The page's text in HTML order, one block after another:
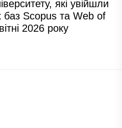
які увійшли
баз Scopus та Web of
2026 року